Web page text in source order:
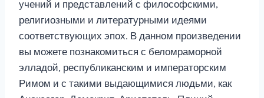
учений и представлений с философскими,
религиозными и литературными идеями
соответствующих эпох. В данном произведении
вы можете познакомиться с беломраморной
элладой, республиканским и императорским
Римом и с такими выдающимися людьми, как